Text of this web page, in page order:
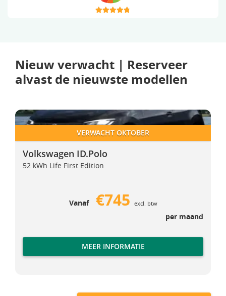
Nieuw verwacht | Reserveer
alvast de nieuwste modellen
Volkswagen ID.Polo
Volkswagen ID.Polo
VERWACHT OKTOBER
Volkswagen ID.Polo
52 kWh Life First Edition
Vanaf €745 excl. btw
per maand
MEER INFORMATIE